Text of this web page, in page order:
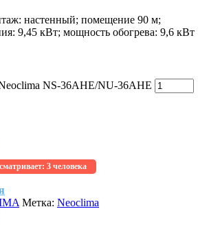
настенный; помещение 90 м;
9,45 кВт; мощность обогрева: 9,6 кВт
NS-36AHE/NU-36AHE
3 человека
Метка: Neoclima